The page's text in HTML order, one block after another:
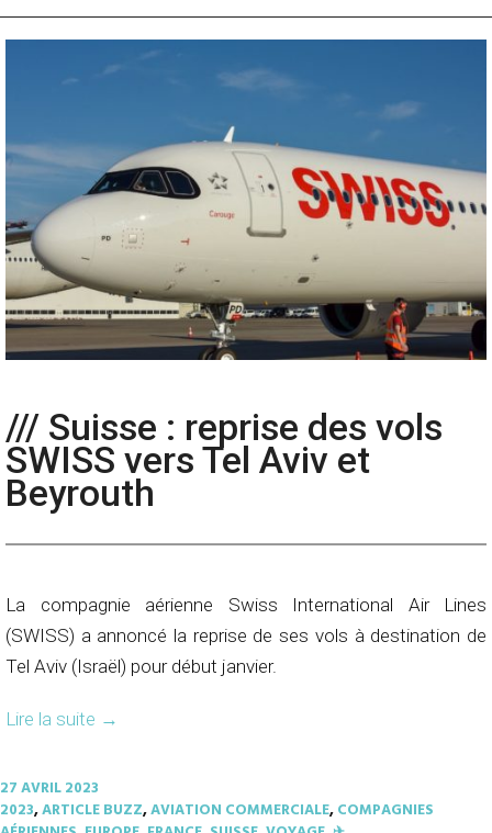
/// Suisse : reprise des vols
SWISS vers Tel Aviv et
Beyrouth
La compagnie aérienne Swiss International Air Lines
(SWISS) a annoncé la reprise de ses vols à destination de
Tel Aviv (Israël) pour début janvier.
Lire la suite →
27 AVRIL 2023
2023,ARTICLE BUZZ,AVIATION COMMERCIALE,COMPAGNIES